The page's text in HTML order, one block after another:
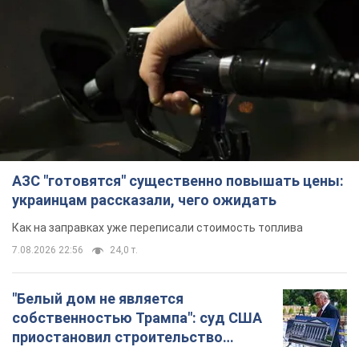
АЗС "готовятся" существенно повышать цены:
украинцам рассказали, чего ожидать
Как на заправках уже переписали стоимость топлива
7.08.2026 22:56 24,0 т.
"Белый дом не является
собственностью Трампа": суд США
приостановил строительство